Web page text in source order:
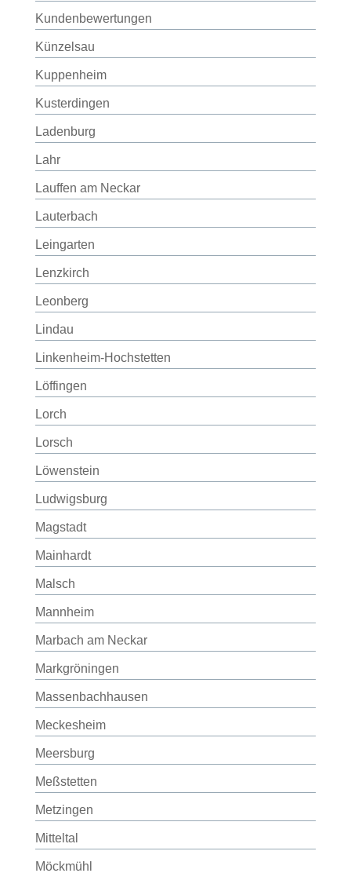
Kundenbewertungen
Künzelsau
Kuppenheim
Kusterdingen
Ladenburg
Lahr
Lauffen am Neckar
Lauterbach
Leingarten
Lenzkirch
Leonberg
Lindau
Linkenheim-Hochstetten
Löffingen
Lorch
Lorsch
Löwenstein
Ludwigsburg
Magstadt
Mainhardt
Malsch
Mannheim
Marbach am Neckar
Markgröningen
Massenbachhausen
Meckesheim
Meersburg
Meßstetten
Metzingen
Mitteltal
Möckmühl